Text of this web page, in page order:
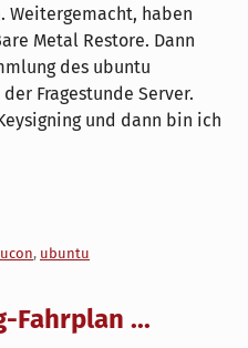
Weitergemacht, haben
Metal Restore. Dann
des ubuntu
Fragestunde Server.
und dann bin ich
, ubuntu
Fahrplan ...